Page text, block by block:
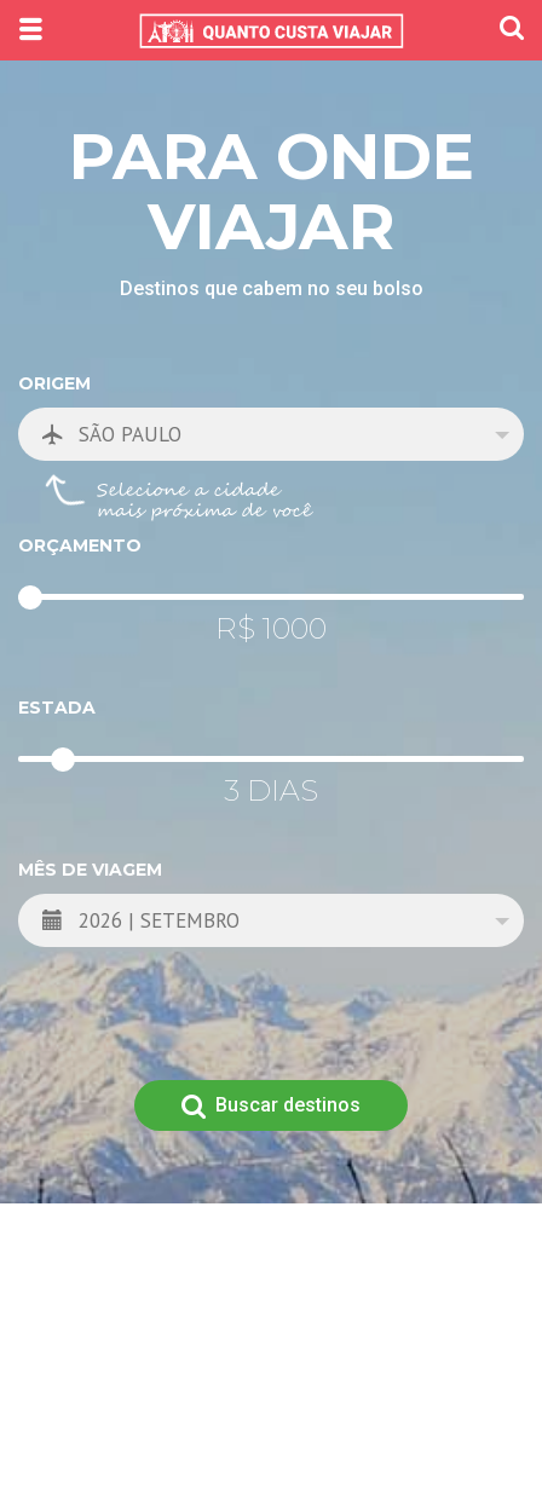
PARA ONDE
VIAJAR
Destinos que cabem no seu bolso
ORIGEM
SÃO PAULO
ORÇAMENTO
R$ 1000
ESTADA
3 DIAS
MÊS DE VIAGEM
2026 | SETEMBRO
Buscar destinos